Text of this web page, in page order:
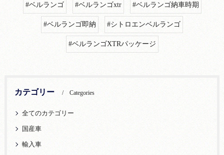
#ベルランゴ #ベルランゴxtr #ベルランゴ納車時期
#ベルランゴ即納 #シトロエンベルランゴ
#ベルランゴXTRパッケージ
カテゴリー Categories
全てのカテゴリー
国産車
輸入車